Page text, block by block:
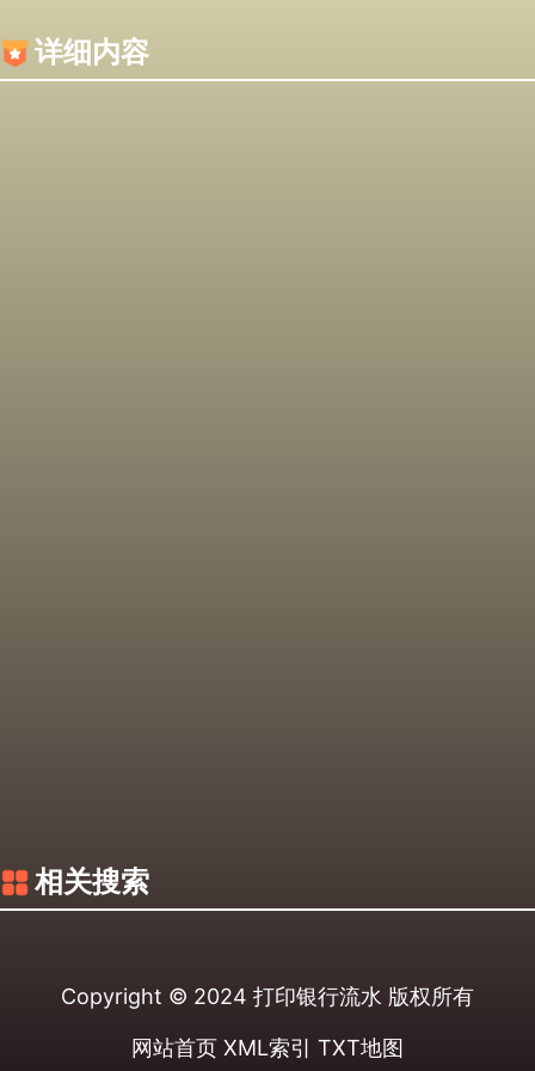
详细内容
相关搜索
Copyright © 2024 打印银行流水 版权所有
网站首页 XML索引 TXT地图